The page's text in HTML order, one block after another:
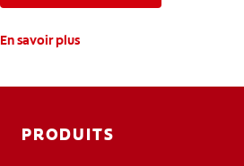
En savoir plus
PRODUITS